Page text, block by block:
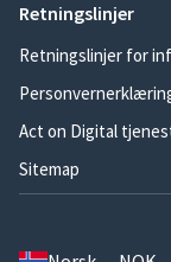
Retningslinjer
Retningslinjer for
Act on Digital
Sitemap